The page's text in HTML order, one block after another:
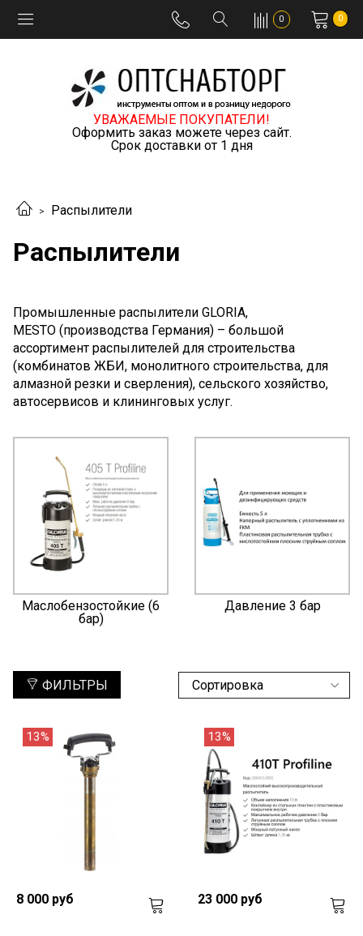
0 0
УВАЖАЕМЫЕ ПОКУПАТЕЛИ!
Оформить заказ можете через сайт.
Срок доставки от 1 дня
Распылители
Распылители
Промышленные распылители GLORIA,
MESTO (производства Германия) – большой
ассортимент распылителей для строительства
(комбинатов ЖБИ, монолитного строительства, для
алмазной резки и сверления), сельского хозяйство,
автосервисов и клининговых услуг.
Маслобензостойкие (6
бар)
Давление 3 бар
ФИЛЬТРЫ
13%
8 000 руб
13%
23 000 руб